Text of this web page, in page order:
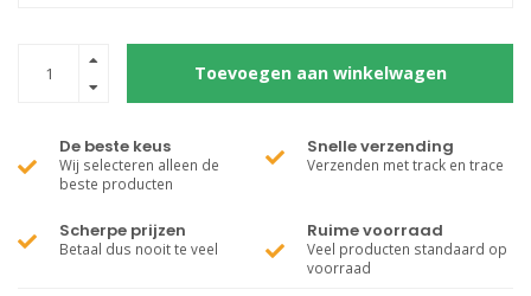
Toevoegen aan winkelwagen
De beste keus
Wij selecteren alleen de
beste producten
Snelle verzending
Verzenden met track en trace
Scherpe prijzen
Betaal dus nooit te veel
Ruime voorraad
Veel producten standaard op
voorraad